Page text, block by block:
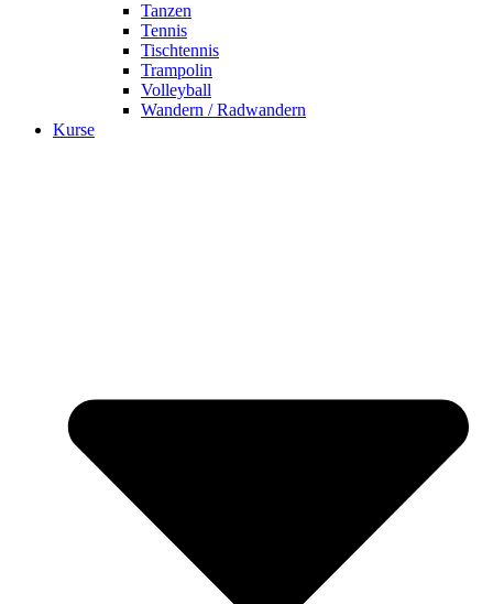
Tanzen
Tennis
Tischtennis
Trampolin
Volleyball
Wandern / Radwandern
Kurse